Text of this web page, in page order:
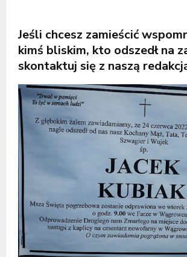
Jeśli chcesz zamieścić
kimś bliskim, kto odszedł na
skontaktuj się z naszą